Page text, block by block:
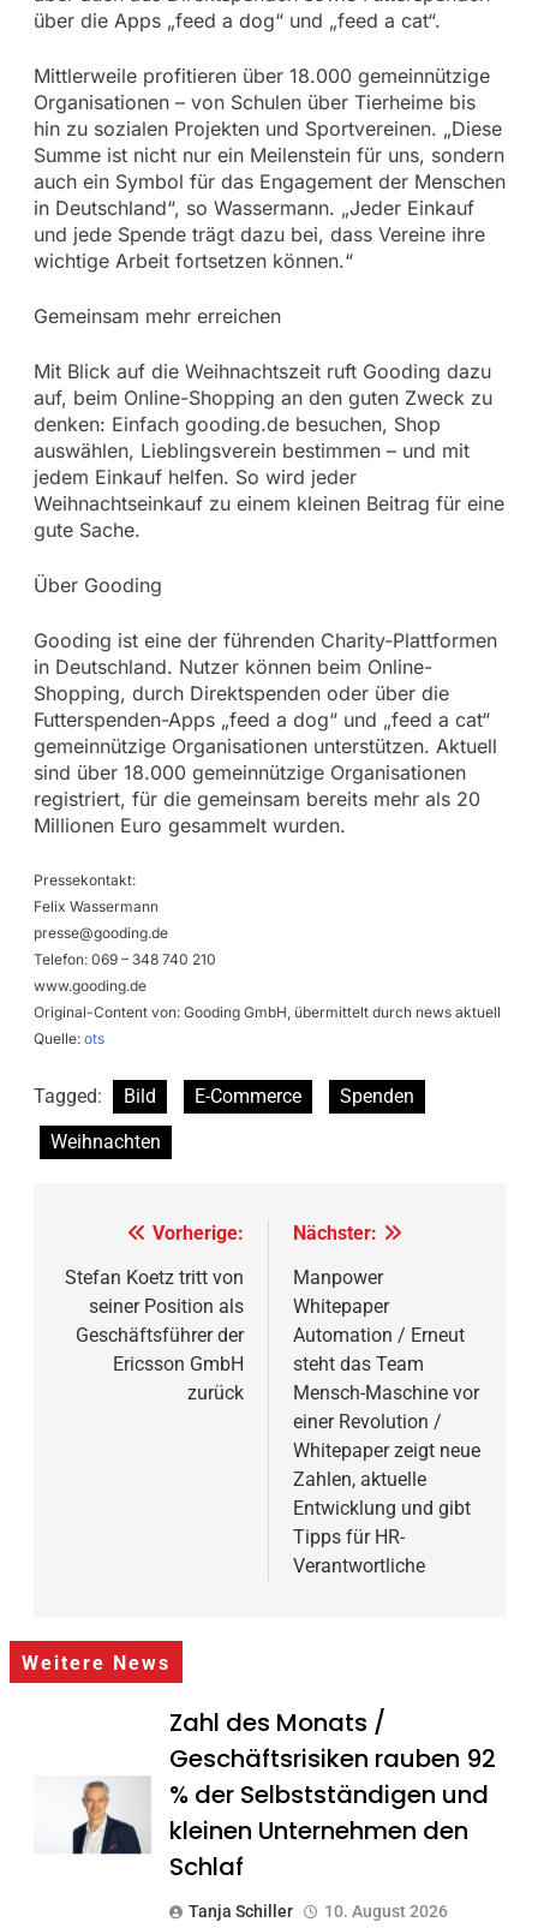
über die Apps „feed a dog“ und „feed a cat“.
Mittlerweile profitieren über 18.000 gemeinnützige
Organisationen – von Schulen über Tierheime bis
hin zu sozialen Projekten und Sportvereinen. „Diese
Summe ist nicht nur ein Meilenstein für uns, sondern
auch ein Symbol für das Engagement der Menschen
in Deutschland“, so Wassermann. „Jeder Einkauf
und jede Spende trägt dazu bei, dass Vereine ihre
wichtige Arbeit fortsetzen können.“
Gemeinsam mehr erreichen
Mit Blick auf die Weihnachtszeit ruft Gooding dazu
auf, beim Online-Shopping an den guten Zweck zu
denken: Einfach gooding.de besuchen, Shop
auswählen, Lieblingsverein bestimmen – und mit
jedem Einkauf helfen. So wird jeder
Weihnachtseinkauf zu einem kleinen Beitrag für eine
gute Sache.
Über Gooding
Gooding ist eine der führenden Charity-Plattformen
in Deutschland. Nutzer können beim Online-
Shopping, durch Direktspenden oder über die
Futterspenden-Apps „feed a dog“ und „feed a cat“
gemeinnützige Organisationen unterstützen. Aktuell
sind über 18.000 gemeinnützige Organisationen
registriert, für die gemeinsam bereits mehr als 20
Millionen Euro gesammelt wurden.
Pressekontakt:
Felix Wassermann
presse@gooding.de
Telefon: 069 – 348 740 210
www.gooding.de
Original-Content von: Gooding GmbH, übermittelt durch news aktuell
Quelle: ots
Tagged: Bild E-Commerce
Spenden
Weihnachten
Beitragsnavigation
Vorherige:
Stefan Koetz tritt von
seiner Position als
Geschäftsführer der
Ericsson GmbH
zurück
Nächster:
Manpower
Whitepaper
Automation / Erneut
steht das Team
Mensch-Maschine vor
einer Revolution /
Whitepaper zeigt neue
Zahlen, aktuelle
Entwicklung und gibt
Tipps für HR-
Verantwortliche
Weitere News
Zahl des Monats /
Geschäftsrisiken rauben 92
% der Selbstständigen und
kleinen Unternehmen den
Schlaf
Tanja Schiller 10. August 2026